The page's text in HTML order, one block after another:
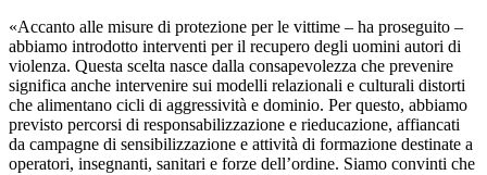
«Accanto alle misure di protezione per le vittime – ha proseguito –
abbiamo introdotto interventi per il recupero degli uomini autori di
violenza. Questa scelta nasce dalla consapevolezza che prevenire
significa anche intervenire sui modelli relazionali e culturali distorti
che alimentano cicli di aggressività e dominio. Per questo, abbiamo
previsto percorsi di responsabilizzazione e rieducazione, affiancati
da campagne di sensibilizzazione e attività di formazione destinate a
operatori, insegnanti, sanitari e forze dell’ordine. Siamo convinti che